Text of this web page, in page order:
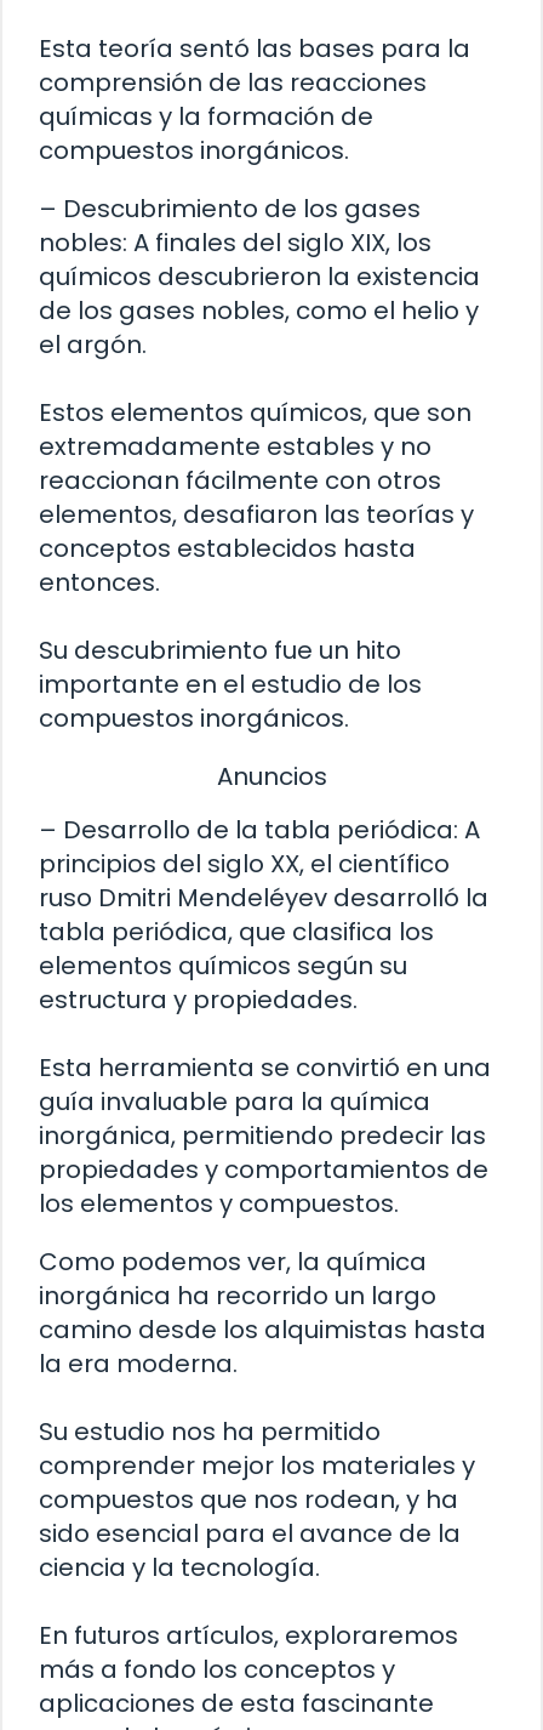
Esta teoría sentó las bases para la
comprensión de las reacciones
químicas y la formación de
compuestos inorgánicos.
– Descubrimiento de los gases
nobles: A finales del siglo XIX, los
químicos descubrieron la existencia
de los gases nobles, como el helio y
el argón.
Estos elementos químicos, que son
extremadamente estables y no
reaccionan fácilmente con otros
elementos, desafiaron las teorías y
conceptos establecidos hasta
entonces.
Su descubrimiento fue un hito
importante en el estudio de los
compuestos inorgánicos.
Anuncios
– Desarrollo de la tabla periódica: A
principios del siglo XX, el científico
ruso Dmitri Mendeléyev desarrolló la
tabla periódica, que clasifica los
elementos químicos según su
estructura y propiedades.
Esta herramienta se convirtió en una
guía invaluable para la química
inorgánica, permitiendo predecir las
propiedades y comportamientos de
los elementos y compuestos.
Como podemos ver, la química
inorgánica ha recorrido un largo
camino desde los alquimistas hasta
la era moderna.
Su estudio nos ha permitido
comprender mejor los materiales y
compuestos que nos rodean, y ha
sido esencial para el avance de la
ciencia y la tecnología.
En futuros artículos, exploraremos
más a fondo los conceptos y
aplicaciones de esta fascinante